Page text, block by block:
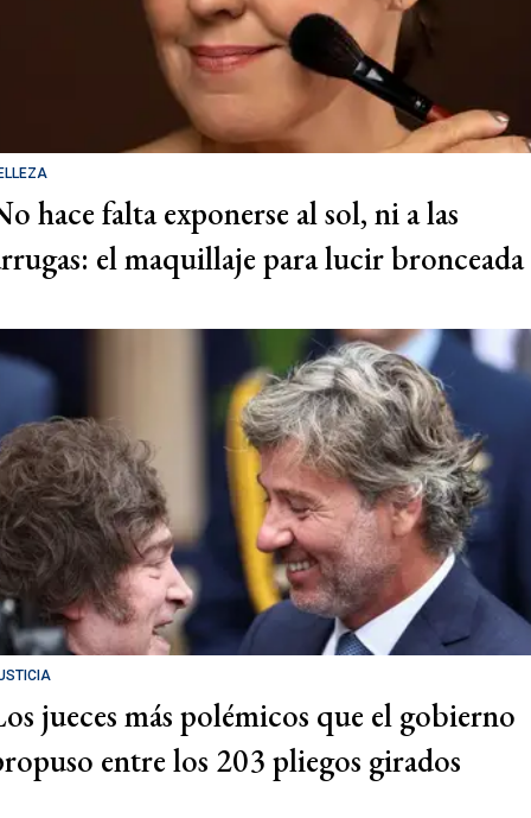
hace falta exponerse al sol, ni a las
el maquillaje para lucir bronceada
jueces más polémicos que el gobierno
entre los 203 pliegos girados